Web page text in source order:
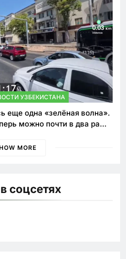
УЗБЕКИСТАНА
еще одна «зелёная волна».
можно почти в два раза
MORE
соцсетях